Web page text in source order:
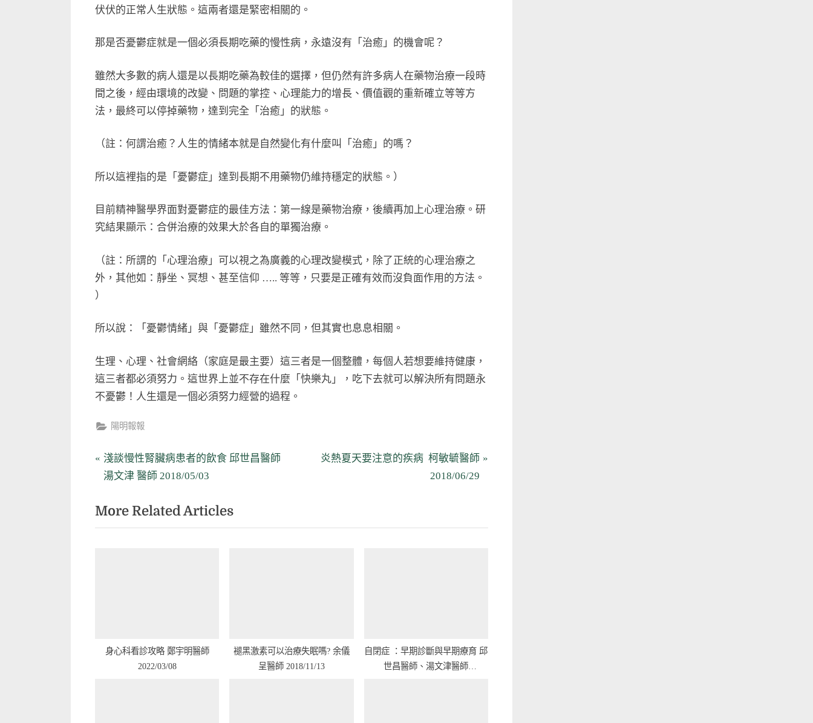
伏伏的正常人生狀態。這兩者還是緊密相關的。
那是否憂鬱症就是一個必須長期吃藥的慢性病，永遠沒有「治癒」的機會呢？
雖然大多數的病人還是以長期吃藥為較佳的選擇，但仍然有許多病人在藥物治療一段時
間之後，經由環境的改變、問題的掌控、心理能力的增長、價值觀的重新確立等等方
法，最終可以停掉藥物，達到完全「治癒」的狀態。
（註：何謂治癒？人生的情緒本就是自然變化有什麼叫「治癒」的嗎？
所以這裡指的是「憂鬱症」達到長期不用藥物仍維持穩定的狀態。）
目前精神醫學界面對憂鬱症的最佳方法：第一線是藥物治療，後續再加上心理治療。研
究結果顯示：合併治療的效果大於各自的單獨治療。
（註：所謂的「心理治療」可以視之為廣義的心理改變模式，除了正統的心理治療之
外，其他如：靜坐、冥想、甚至信仰 ….. 等等，只要是正確有效而沒負面作用的方法。
）
所以說：「憂鬱情緒」與「憂鬱症」雖然不同，但其實也息息相關。
生理、心理、社會網絡（家庭是最主要）這三者是一個整體，每個人若想要維持健康，
這三者都必須努力。這世界上並不存在什麼「快樂丸」，吃下去就可以解決所有問題永
不憂鬱！人生還是一個必須努力經營的過程。
陽明報報
文
導
P
r
v
i
t
淺談慢性腎臟病患者的飲食 邱世昌醫師
湯文津 醫師 2018/05/03
N
P
炎熱夏天要注意的疾病 柯敏毓醫師
2018/06/29
More Related Articles
身心科看診攻略 鄭宇明醫師
2022/03/08
褪黑激素可以治療失眠嗎? 余儀
呈醫師 2018/11/13
自閉症 ：早期診斷與早期療育 邱
世昌醫師、湯文津醫師